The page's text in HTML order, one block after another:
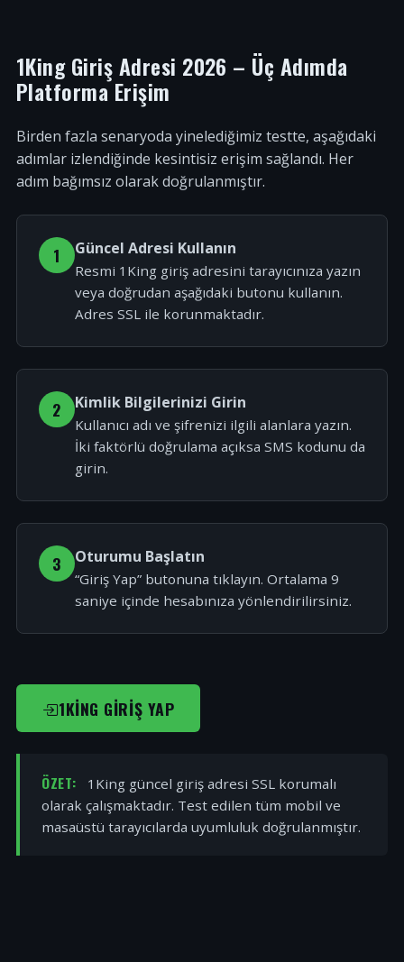
1King Giriş Adresi 2026 – Üç Adımda
Platforma Erişim
Birden fazla senaryoda yinelediğimiz testte, aşağıdaki
adımlar izlendiğinde kesintisiz erişim sağlandı. Her
adım bağımsız olarak doğrulanmıştır.
1 Güncel Adresi Kullanın
Resmi 1King giriş adresini tarayıcınıza yazın
veya doğrudan aşağıdaki butonu kullanın.
Adres SSL ile korunmaktadır.
2 Kimlik Bilgilerinizi Girin
Kullanıcı adı ve şifrenizi ilgili alanlara yazın.
İki faktörlü doğrulama açıksa SMS kodunu da
girin.
3 Oturumu Başlatın
“Giriş Yap” butonuna tıklayın. Ortalama 9
saniye içinde hesabınıza yönlendirilirsiniz.
1KING GIRIŞ YAP
ÖZET:
1King güncel giriş adresi SSL korumalı
olarak çalışmaktadır. Test edilen tüm mobil ve
masaüstü tarayıcılarda uyumluluk doğrulanmıştır.